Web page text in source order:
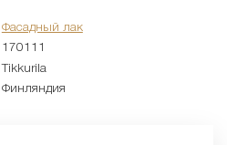
Фасадный лак
170111
Tikkurila
Финляндия